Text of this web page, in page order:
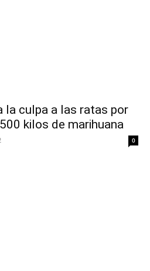
la culpa a las ratas por
kilos de marihuana
0